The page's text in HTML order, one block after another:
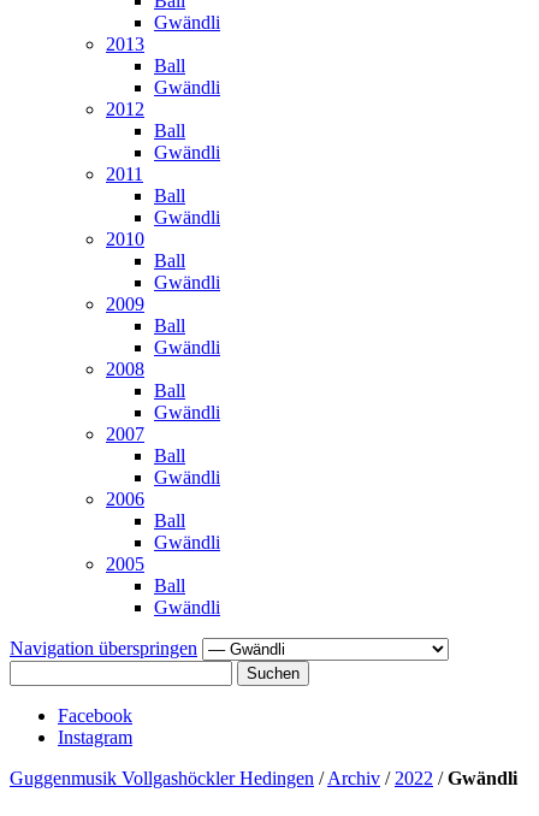
Gwändli
2013
Ball
Gwändli
2012
Ball
Gwändli
2011
Ball
Gwändli
2010
Ball
Gwändli
2009
Ball
Gwändli
2008
Ball
Gwändli
2007
Ball
Gwändli
2006
Ball
Gwändli
2005
Ball
Gwändli
Navigation überspringen
Suchen
Facebook
Instagram
Guggenmusik Vollgashöckler Hedingen /Archiv / 2022 /Gwändli